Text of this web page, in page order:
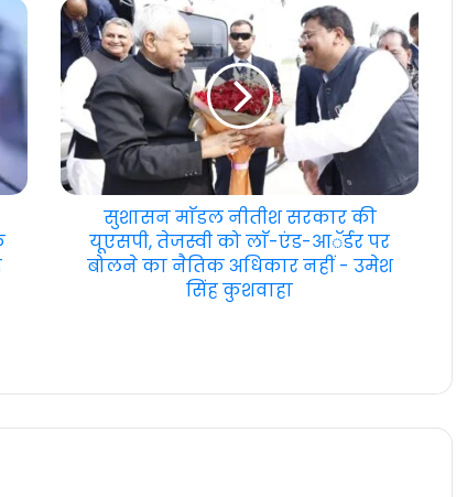
सुशासन माॅडल नीतीश सरकार की
यूएसपी, तेजस्वी को लाॅ-एंड-आॅर्डर पर
बोलने का नैतिक अधिकार नहीं - उमेश
सिंह कुशवाहा